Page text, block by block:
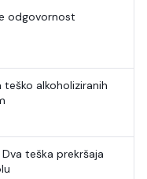
odgovornost
alkoholiziranih
teška prekršaja